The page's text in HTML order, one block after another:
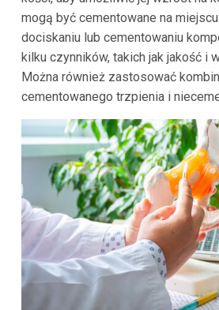
mogą być cementowane na
dociskaniu lub cementowaniu
kilku czynników, takich jak jakość i
Można również zastosować
cementowanego trzpienia i